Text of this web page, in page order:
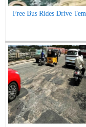
Free Bus Rides Drive